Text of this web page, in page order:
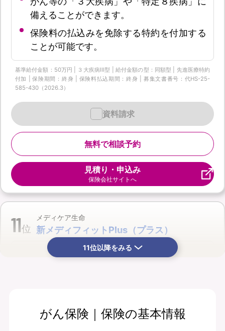
備えることができます。
保険料の払込みを免除する特約を付加する
ことが可能です。
基準給付金額：50万円 | ３大疾病Ⅲ型 | 給付金額の型：同額型 | 先進医療特約
付加 | 保険期間：終身 | 保険料払込期間：終身 | 募集文書番号：代HS-25-
585-430（2026.3）
無料で相談予約
資料請求
見積り・申込み
保険会社サイトへ
11位
メディケア生命
新メディフィットPlus（プラス）
月払保険料 保険期間
11位以降をみる
がん保険｜保険の基本情報